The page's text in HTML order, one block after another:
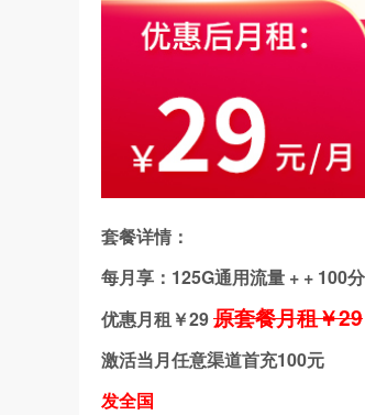
套餐详情：
每月享：125G通用流量 + + 100
优惠月租￥29原套餐月租￥29
激活当月任意渠道首充100元
发全国